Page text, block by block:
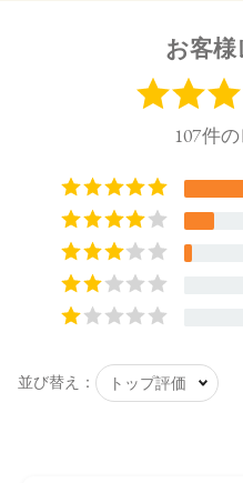
・09：ひと塗りで包容力
るロージーブラウン
・10：プラムの黒みで内
【ご使用方法】
専用ケース（別売り） に差し
し込んでください。カバーを
ださい。
紅先を2～3㎜ほどくり出して
【内容量】
お客